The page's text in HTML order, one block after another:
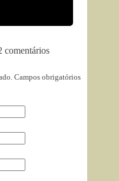
comentários
Campos obrigatórios